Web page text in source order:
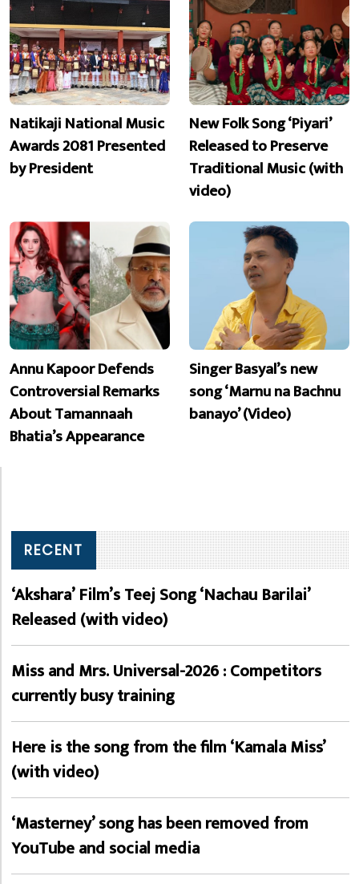
Natikaji National Music
Awards 2081 Presented
by President
New Folk Song ‘Piyari’
Released to Preserve
Traditional Music (with
video)
Annu Kapoor Defends
Controversial Remarks
About Tamannaah
Bhatia’s Appearance
Singer Basyal’s new
song ‘Marnu na Bachnu
banayo’ (Video)
RECENT
‘Akshara’ Film’s Teej Song ‘Nachau Barilai’
Released (with video)
Miss and Mrs. Universal-2026 : Competitors
currently busy training
Here is the song from the film ‘Kamala Miss’
(with video)
‘Masterney’ song has been removed from
YouTube and social media